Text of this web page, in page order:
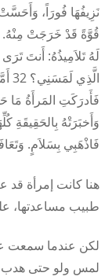
لَهُ تَلاَمِيذُهُ: أَنتَ
فَأَدرَكَتِ المَرأَةُ مَا
فَاذْهَبِي بِسَلاَمٍ.
هنا كانت إمرأة
طبيب مساعدتها،
لكن عندما سمعت
لمس ولو حتى هدب